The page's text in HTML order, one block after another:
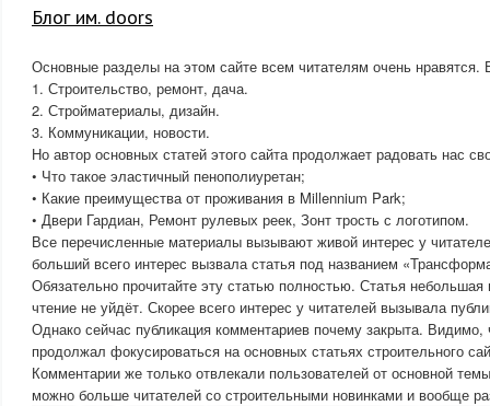
Блог им. doors
Основные разделы на этом сайте всем читателям очень нравятся.
1. Строительство, ремонт, дача.
2. Стройматериалы, дизайн.
3. Коммуникации, новости.
Но автор основных статей этого сайта продолжает радовать нас
• Что такое эластичный пенополиуретан;
• Какие преимущества от проживания в Millennium Park;
• Двери Гардиан, Ремонт рулевых реек, Зонт трость с логотипом.
Все перечисленные материалы вызывают живой интерес у
больший всего интерес вызвала статья под названием
Обязательно прочитайте эту статью полностью. Статья
чтение не уйдёт. Скорее всего интерес у читателей вызывала
Однако сейчас публикация комментариев почему закрыта. Видимо,
продолжал фокусироваться на основных статьях строительного
Комментарии же только отвлекали пользователей от основной
можно больше читателей со строительными новинками и вообще